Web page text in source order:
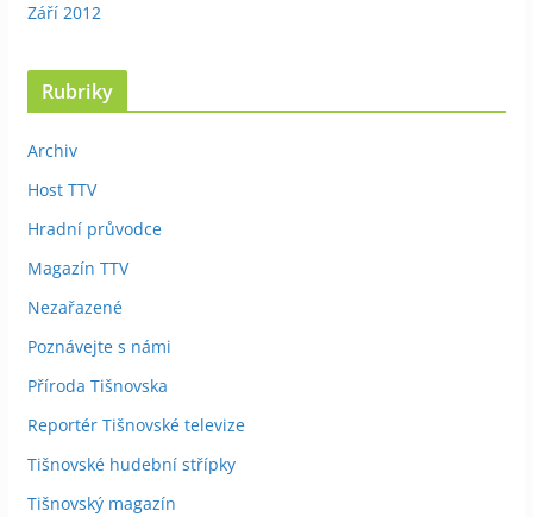
Září 2012
Rubriky
Archiv
Host TTV
Hradní průvodce
Magazín TTV
Nezařazené
Poznávejte s námi
Příroda Tišnovska
Reportér Tišnovské televize
Tišnovské hudební střípky
Tišnovský magazín